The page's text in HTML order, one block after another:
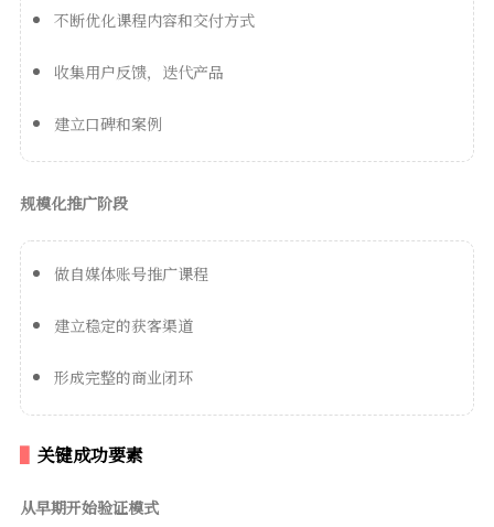
不断优化课程内容和交付方式
收集用户反馈，迭代产品
建立口碑和案例
规模化推广阶段
做自媒体账号推广课程
建立稳定的获客渠道
形成完整的商业闭环
关键成功要素
从早期开始验证模式